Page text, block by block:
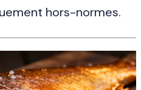
hors-normes.